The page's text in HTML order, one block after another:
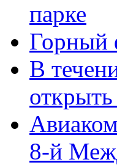
парке
Горный
В
8-й